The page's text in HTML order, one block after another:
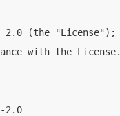
2.0 (the "License");
with the License.
2.0